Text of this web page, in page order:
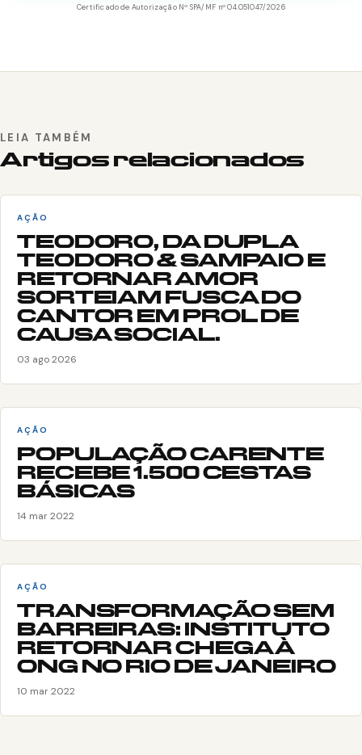
Certificado de Autorização Nº SPA/MF nº 04.051047/2026
LEIA TAMBÉM
Artigos relacionados
AÇÃO
TEODORO, DA DUPLA
TEODORO & SAMPAIO E
RETORNAR AMOR
SORTEIAM FUSCA DO
CANTOR EM PROL DE
CAUSA SOCIAL.
03 ago 2026
AÇÃO
POPULAÇÃO CARENTE
RECEBE 1.500 CESTAS
BÁSICAS
14 mar 2022
AÇÃO
TRANSFORMAÇÃO SEM
BARREIRAS: INSTITUTO
RETORNAR CHEGA À
ONG NO RIO DE JANEIRO
10 mar 2022